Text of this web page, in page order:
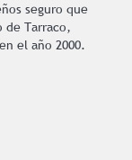
seguro que
Tarraco,
el año 2000.